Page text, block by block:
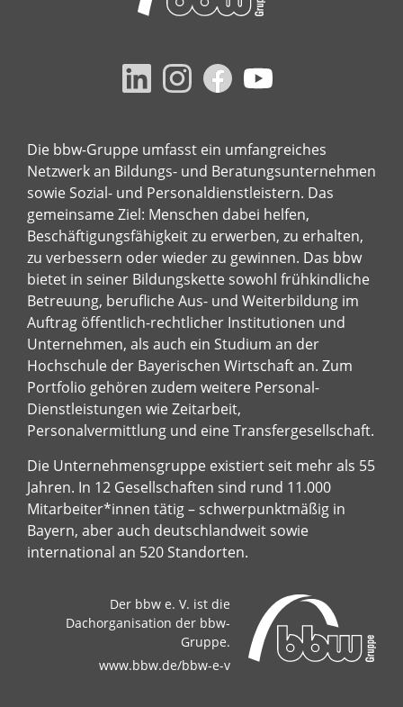
Die bbw-Gruppe umfasst ein umfangreiches
Netzwerk an Bildungs- und Beratungsunternehmen
sowie Sozial- und Personaldienstleistern. Das
gemeinsame Ziel: Menschen dabei helfen,
Beschäftigungsfähigkeit zu erwerben, zu erhalten,
zu verbessern oder wieder zu gewinnen. Das bbw
bietet in seiner Bildungskette sowohl frühkindliche
Betreuung, berufliche Aus- und Weiterbildung im
Auftrag öffentlich-rechtlicher Institutionen und
Unternehmen, als auch ein Studium an der
Hochschule der Bayerischen Wirtschaft an. Zum
Portfolio gehören zudem weitere Personal-
Dienstleistungen wie Zeitarbeit,
Personalvermittlung und eine Transfergesellschaft.
Die Unternehmensgruppe existiert seit mehr als 55
Jahren. In 12 Gesellschaften sind rund 11.000
Mitarbeiter*innen tätig – schwerpunktmäßig in
Bayern, aber auch deutschlandweit sowie
international an 520 Standorten.
Der bbw e. V. ist die
Dachorganisation der bbw-
Gruppe.
www.bbw.de/bbw-e-v